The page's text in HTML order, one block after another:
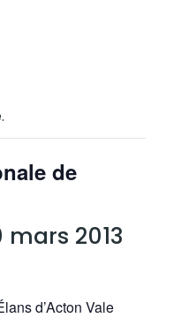
de
mars 2013
d’Acton Vale